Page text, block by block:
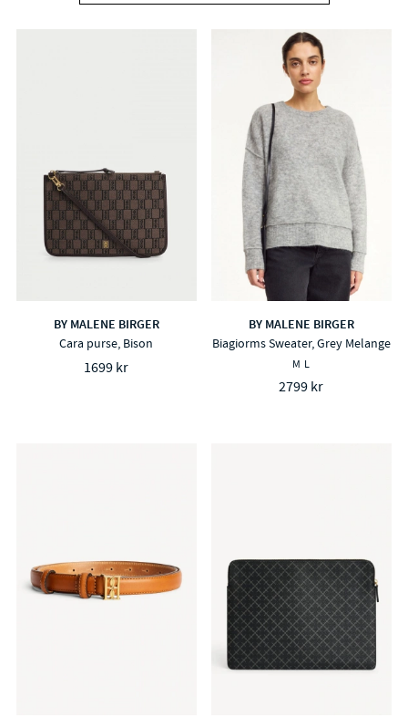
BY MALENE BIRGER
Cara purse, Bison
1699 kr
BY MALENE BIRGER
Biagiorms Sweater, Grey Melange
M L
2799 kr